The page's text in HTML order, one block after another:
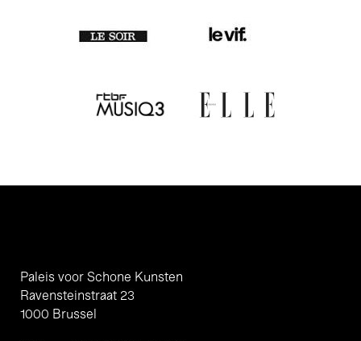
Paleis voor Schone Kunsten
Ravensteinstraat 23
1000 Brussel